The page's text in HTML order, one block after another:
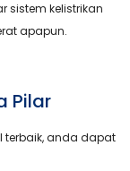
sistem kelistrikan
apapun.
Pilar
terbaik, anda dapat